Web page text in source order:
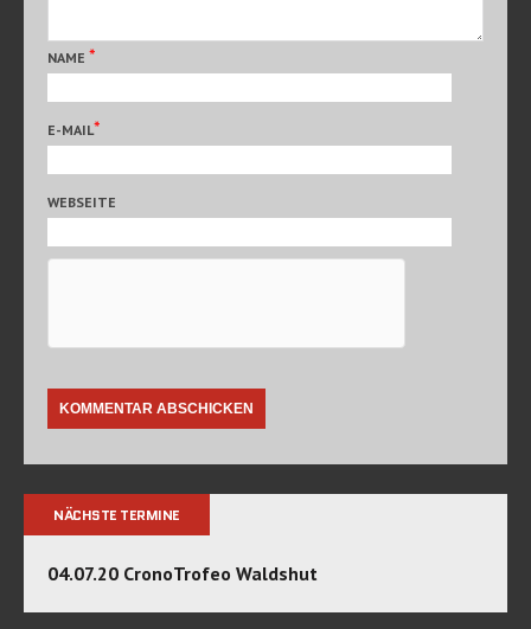
NAME *
E-MAIL*
WEBSEITE
NÄCHSTE TERMINE
04.07.20 CronoTrofeo Waldshut